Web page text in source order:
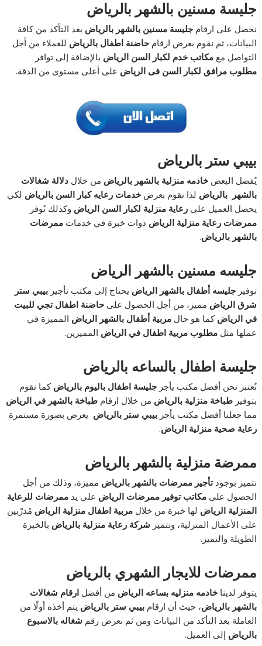
جليسة مسنين بالشهر بالرياض
نحصل على ارقامجليسة مسنين بالشهر بالرياض بعد التأكد من كافة
البيانات، ثم نقوم بعرض ارقامحاضنة اطفال بالرياض للعملاء من أجل
التواصل معمكاتب خدم لكبار السن الرياض بالإضافة إلى توافر
مطلوب مرافق لكبار السن فى الرياض على أعلى مستوى من الدقة.
بيبي ستر بالرياض
يُفضل البعضخادمه منزلية بالشهر بالرياض من خلالدلالة شغالات
بالشهر بالرياض لذا نقوم بعرضخدمات رعايه كبار السن بالرياض لكي
يحصل العميل علىرعاية منزلية لكبار السن الرياض وكذلك نُوفر
ممرضات رعاية منزلية الرياض ذوات خبرة في خدماتممرضات
بالشهر بالرياض.
جليسه مسنين بالشهر الرياض
توفيرجليسه أطفال بالشهر الرياض يحتاج إلى مكتب تأجيربيبي ستر
شرق الرياض مميز، من أجل الحصول علىحاضنة اطفال تجي للبيت
في الرياض كما هو حالمربية أطفال بالشهر الرياض المميزة في
عملها مثلمطلوب مربية اطفال في الرياض المميزين.
جليسة اطفال بالساعه بالرياض
نُعتبر نحن أفضل مكتب يأجرجليسة اطفال باليوم بالرياض كما نقوم
بتوفيرطباخة منزلية بالرياض من خلال ارقامطباخة بالشهر في الرياض
مما جعلنا أفضل مكتب يأجربيبي ستر بالرياض يعرض بصورة مستمرة
رعاية صحية منزلية الرياض.
ممرضة منزلية بالشهر بالرياض
نتميز بوجودتأجير ممرضات بالشهر بالرياض مميزة، وذلك من أجل
الحصول علىمكاتب توفير ممرضات الرياض على يدممرضات للرعاية
المنزلية الرياض لها خبرة من خلالمربية اطفال منزلية الرياض مُدرّبين
على الأعمال المنزلية، وتتميز شركة رعاية منزلية بالرياض بالخبرة
الطويلة والتميز.
ممرضات للايجار الشهري بالرياض
يتوفر لديناخادمه منزليه بساعه الرياض من أفضلارقام شغالات
بالشهر بالرياض، حيث أن ارقامبيبي ستر بالرياض يتم أخذه أولًا من
العاملة بعد التأكد من البيانات ومن ثم نعرض رقم شغاله بالاسبوع
بالرياض إلى العميل.